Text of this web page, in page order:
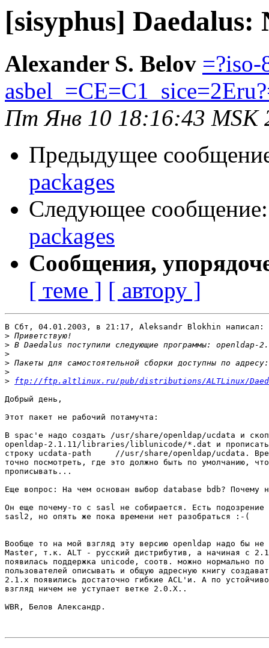
[sisyphus] Daedalus:
Alexander S. Belov =?iso-
Пт Янв 10 18:16:43 MSK
Предыдущее
packages
Следующее
packages
Сообщения,
[ теме ] [ автору ]
В Сбт, 04.01.2003, в 21:17, Aleksandr Blokhin написал:
>
>
>
>
>
> ftp://ftp.altlinux.ru/pub/distributions/ALTLinux/
Добрый день,
Этот пакет не рабочий потамучта:
В spac'е надо создать /usr/share/openldap/ucdata и
openldap-2.1.11/libraries/liblunicode/*.dat и
строку ucdata-path     //usr/share/openldap/ucdata.
точно посмотреть, где это должно быть по умолчанию,
прописывать...
Еще вопрос: На чем основан выбор database bdb? Почему
Он еще почему-то с sasl не собирается. Есть подозрение
sasl2, но опять же пока времени нет разобраться :-(
Вообще то на мой взгляд эту версию openldap надо бы
Master, т.к. ALT - русский дистрибутив, а начиная с
появилась поддержка unicode, соотв. можно нормально по
пользователей описывать и общую адресную книгу
2.1.x появились достаточно гибкие ACL'и. А по
взгляд ничем не уступает ветке 2.0.X..
WBR, Белов Александр.